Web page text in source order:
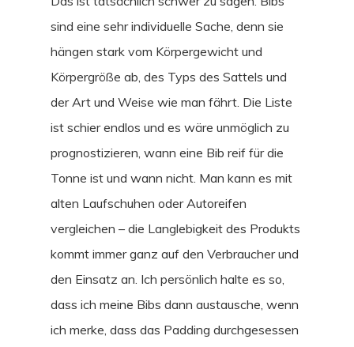
sind eine sehr individuelle Sache, denn sie
hängen stark vom Körpergewicht und
Körpergröße ab, des Typs des Sattels und
der Art und Weise wie man fährt. Die Liste
ist schier endlos und es wäre unmöglich zu
prognostizieren, wann eine Bib reif für die
Tonne ist und wann nicht. Man kann es mit
alten Laufschuhen oder Autoreifen
vergleichen – die Langlebigkeit des Produkts
kommt immer ganz auf den Verbraucher und
den Einsatz an. Ich persönlich halte es so,
dass ich meine Bibs dann austausche, wenn
ich merke, dass das Padding durchgesessen